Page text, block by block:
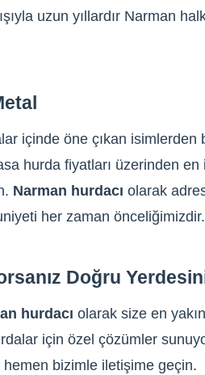
uzun yıllardır Narman
içinde öne çıkan isimlerden
hurda fiyatları üzerinden en
Narman hurdacı olarak
her zaman önceliğimizdir.
Doğru
hurdacı olarak size en
için özel çözümler
hemen bizimle iletişime geçin.